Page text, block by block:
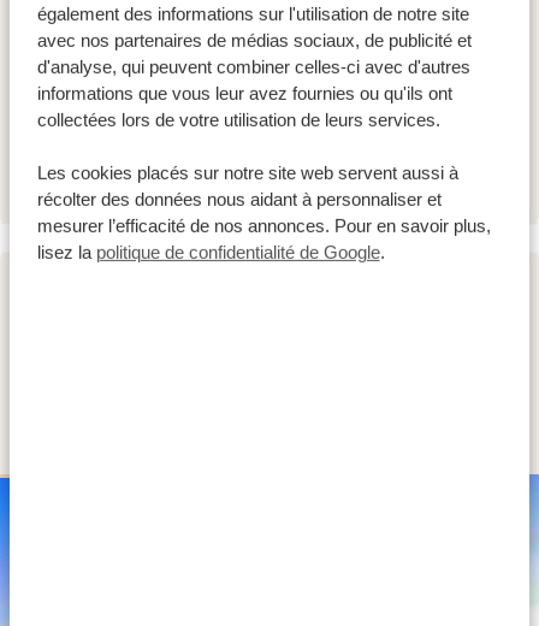
également des informations sur l'utilisation de notre site
avec nos partenaires de médias sociaux, de publicité et
d'analyse, qui peuvent combiner celles-ci avec d'autres
informations que vous leur avez fournies ou qu'ils ont
collectées lors de votre utilisation de leurs services.
Les cookies placés sur notre site web servent aussi à
récolter des données nous aidant à personnaliser et
mesurer l’efficacité de nos annonces. Pour en savoir plus,
lisez la politique de confidentialité de Google.
HÉBERGEMENTS:
SILVER Karibu Guesthouse Entebbe
GOLD Protea Hotel Entebbe